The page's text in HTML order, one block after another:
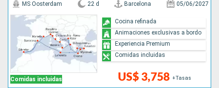
Comidas incluidas
MS Oosterdam 22 d Barcelona 05/06/2027
US$ 3,758 +Tasas
Cocina refinada
Animaciones exclusivas a bordo
Experiencia Premium
Comidas incluidas